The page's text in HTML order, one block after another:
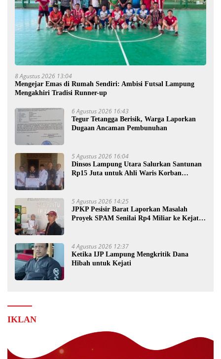
8 Agustus 2026 13:04
Mengejar Emas di Rumah Sendiri: Ambisi Futsal Lampung
Mengakhiri Tradisi Runner-up
6 Agustus 2026 16:43
Tegur Tetangga Berisik, Warga Laporkan
Dugaan Ancaman Pembunuhan
5 Agustus 2026 16:04
Dinsos Lampung Utara Salurkan Santunan
Rp15 Juta untuk Ahli Waris Korban
5 Agustus 2026 14:25
JPKP Pesisir Barat Laporkan Masalah
Proyek SPAM Senilai Rp4 Miliar ke Kejati
4 Agustus 2026 12:37
Ketika IJP Lampung Mengkritik Dana
Hibah untuk Kejati
IKLAN